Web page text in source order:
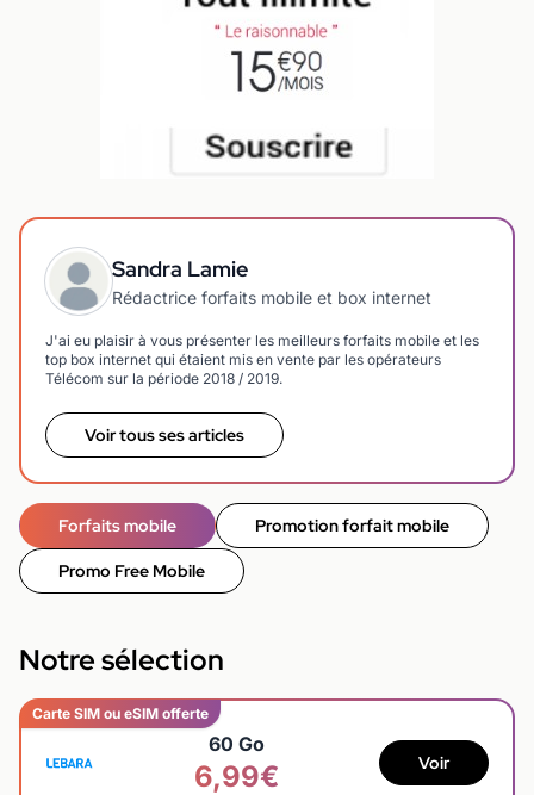
Sandra Lamie
Rédactrice forfaits mobile et box internet
J'ai eu plaisir à vous présenter les meilleurs forfaits mobile et les
top box internet qui étaient mis en vente par les opérateurs
Télécom sur la période 2018 / 2019.
Voir tous ses articles
Forfaits mobile Promotion forfait mobile
Promo Free Mobile
Notre sélection
Carte SIM ou eSIM offerte
60 Go
6,99€ Voir